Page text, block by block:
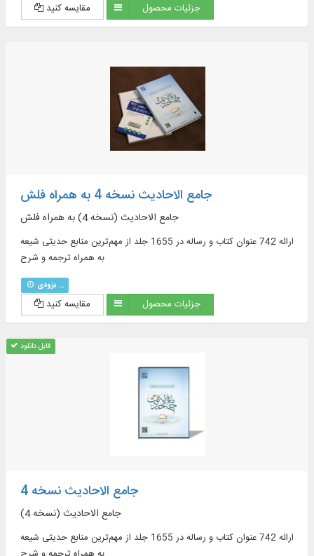
مقایسه کنید جزئیات محصول
جامع الاحادیث نسخه 4 به همراه فلش
جامع الاحادیث (نسخه 4) به همراه فلش
ارائه 742 عنوان کتاب و رساله در 1655 جلد از مهم‌ترین منابع حدیثی شیعه
به همراه ترجمه و شرح
بزودی ...
مقایسه کنید جزئیات محصول
قابل دانلود
جامع الاحادیث نسخه 4
جامع الاحادیث (نسخه 4)
ارائه 742 عنوان کتاب و رساله در 1655 جلد از مهم‌ترین منابع حدیثی شیعه